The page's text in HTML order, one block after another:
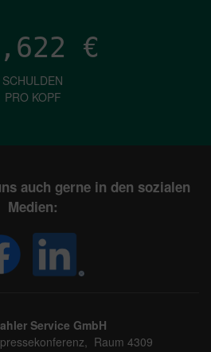
€
SCHULDEN
PRO KOPF
auch gerne in den sozialen
Medien:
Service GmbH
Raum 4309